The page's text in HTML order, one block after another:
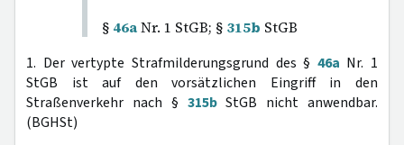
§ 46aNr. 1 StGB; § 315b StGB
1. Der vertypte Strafmilderungsgrund des § 46a Nr. 1
StGB ist auf den vorsätzlichen Eingriff in den
Straßenverkehr nach § 315bStGB nicht anwendbar.
(BGHSt)